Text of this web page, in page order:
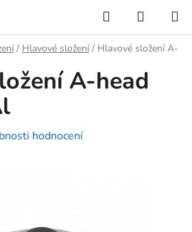
Hledat
KOŠÍK
/ Hlavové složení / Hlavové složení A-
A-head
hodnocení